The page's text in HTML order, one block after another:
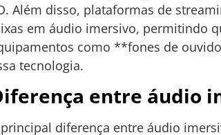
Além disso, plataformas de
em áudio imersivo, permitindo
como **fones de
tecnologia.
entre áudio
diferença entre áudio